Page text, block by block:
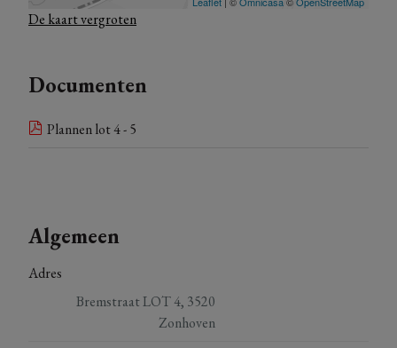
Voor meer informatie staan we uiteraard steeds voor je klaar.
De kaart vergroten
Documenten
Plannen lot 4 - 5
Algemeen
Adres
Bremstraat LOT 4, 3520
Zonhoven